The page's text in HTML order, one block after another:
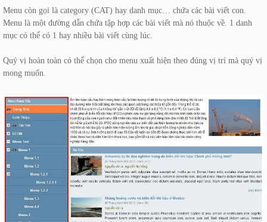
Menu còn gọi là category (CAT) hay danh mục… chứa các bài viết con.
Menu là một đường dẫn chứa tập hợp các bài viết mà nó thuộc về. 1 danh
mục có thể có 1 hay nhiều bài viết cùng lúc.
Quý vị hoàn toàn có thể chọn cho menu xuất hiện theo đúng vị trí mà quý vị
mong muốn.